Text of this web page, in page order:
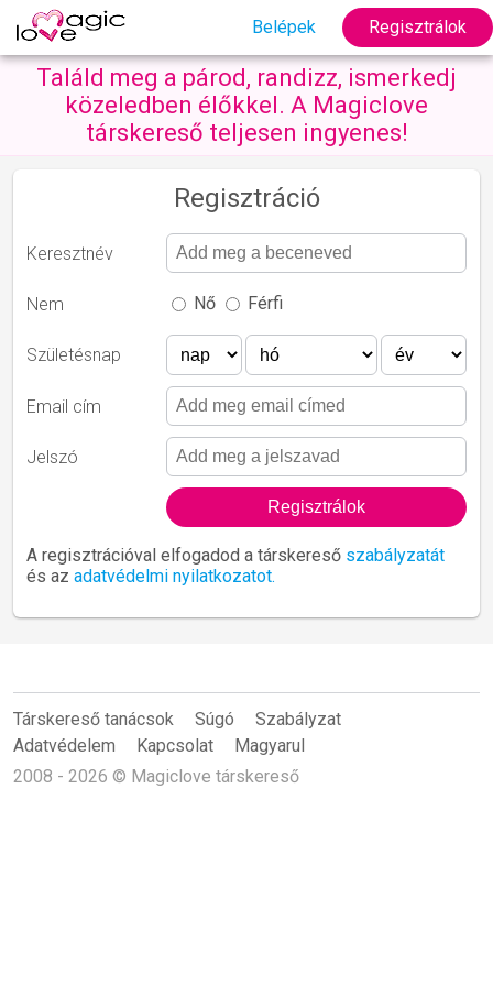
Belépek Regisztrálok
Találd meg a párod, randizz, ismerkedj
közeledben élőkkel. A Magiclove
társkereső teljesen ingyenes!
Regisztráció
Keresztnév
Nem Nő Férfi
Születésnap
Email cím
Jelszó
A regisztrációval elfogadod a társkereső szabályzatát
és az adatvédelmi nyilatkozatot.
Társkereső tanácsok Súgó
Szabályzat
Adatvédelem
Kapcsolat
Magyarul
2008 - 2026 © Magiclove társkereső